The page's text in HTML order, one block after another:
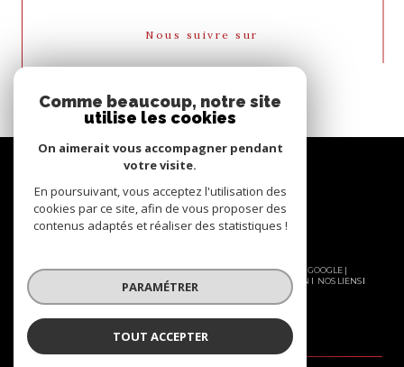
Nous suivre sur
© 2026 | TOUS DROITS RÉSERVÉS | TRADUCTION POWERED BY GOOGLE |
PLAN DU SITE MENTIONS LÉGALES ADMIN
NOS LIENS
POLITIQUE RGPD
Comme beaucoup, notre site
utilise les cookies
On aimerait vous accompagner pendant
votre visite.
En poursuivant, vous acceptez l'utilisation des
cookies par ce site, afin de vous proposer des
contenus adaptés et réaliser des statistiques !
PARAMÉTRER
TOUT ACCEPTER